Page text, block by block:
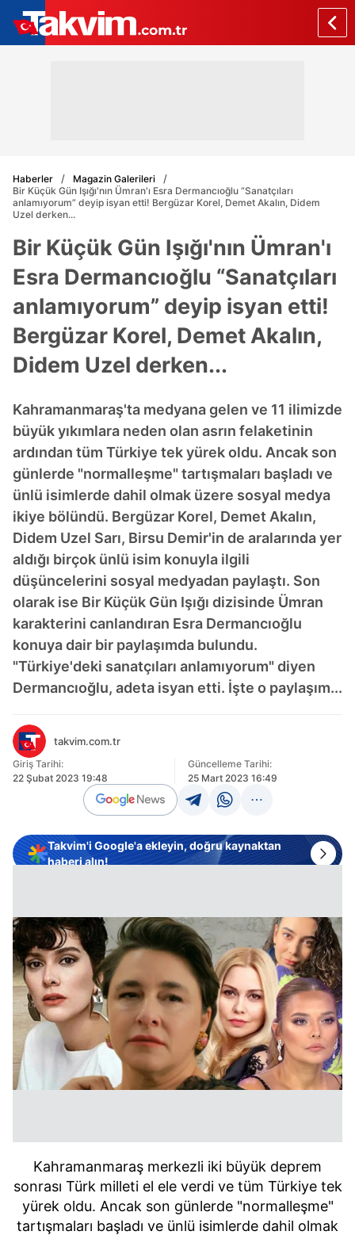
Haberler
Magazin Galerileri
Bir Küçük Gün Işığı'nın Ümran'ı Esra Dermancıoğlu “Sanatçıları
anlamıyorum” deyip isyan etti! Bergüzar Korel, Demet Akalın, Didem
Uzel derken...
Bir Küçük Gün Işığı'nın Ümran'ı
Esra Dermancıoğlu “Sanatçıları
anlamıyorum” deyip isyan etti!
Bergüzar Korel, Demet Akalın,
Didem Uzel derken...
Kahramanmaraş'ta medyana gelen ve 11 ilimizde
büyük yıkımlara neden olan asrın felaketinin
ardından tüm Türkiye tek yürek oldu. Ancak son
günlerde "normalleşme" tartışmaları başladı ve
ünlü isimlerde dahil olmak üzere sosyal medya
ikiye bölündü. Bergüzar Korel, Demet Akalın,
Didem Uzel Sarı, Birsu Demir'in de aralarında yer
aldığı birçok ünlü isim konuyla ilgili
düşüncelerini sosyal medyadan paylaştı. Son
olarak ise Bir Küçük Gün Işığı dizisinde Ümran
karakterini canlandıran Esra Dermancıoğlu
konuya dair bir paylaşımda bulundu.
"Türkiye'deki sanatçıları anlamıyorum" diyen
Dermancıoğlu, adeta isyan etti. İşte o paylaşım...
takvim.com.tr
Giriş Tarihi:
22 Şubat 2023 19:48
Güncelleme Tarihi:
25 Mart 2023 16:49
Takvim'i Google'a ekleyin, doğru kaynaktan
haberi alın!
Kahramanmaraş merkezli iki büyük deprem
sonrası Türk milleti el ele verdi ve tüm Türkiye tek
yürek oldu. Ancak son günlerde "normalleşme"
tartışmaları başladı ve ünlü isimlerde dahil olmak